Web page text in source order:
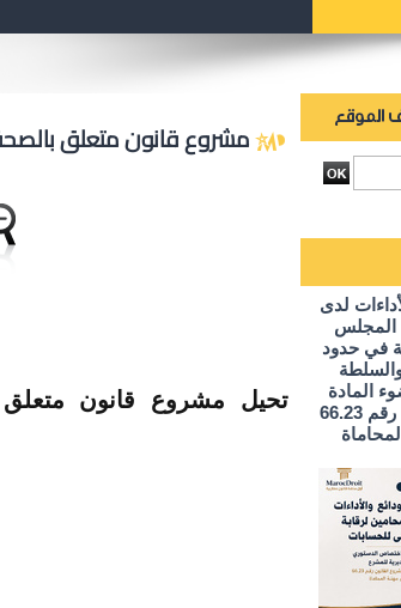
مشروع قانون متعلق
تحيل مشروع قانون
لدى
المجلس
في حدود
المادة
75-1 من مشروع القانون رقم 66.23